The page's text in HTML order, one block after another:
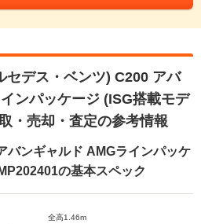
セデス・ベンツ) C200 アバ
ンパッケージ (ISG搭載モデ
・売却・査定の参考情報
バンギャルド AMGラインパッケ
の基本スペック
全高1.46m